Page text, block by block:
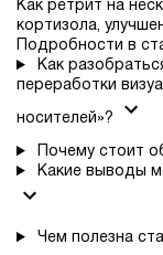
Как ретрит на
кортизола,
Подробности в
Как
переработки
носителей»?
Почему стоит
Какие выводы
Чем полезна